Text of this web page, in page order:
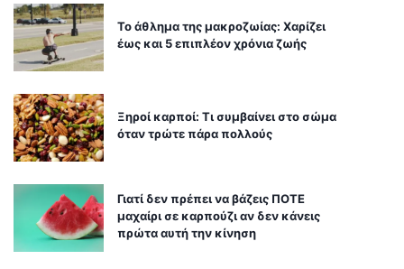
Το άθλημα της μακροζωίας: Χαρίζει
έως και 5 επιπλέον χρόνια ζωής
Ξηροί καρποί: Τι συμβαίνει στο σώμα
όταν τρώτε πάρα πολλούς
Γιατί δεν πρέπει να βάζεις ΠΟΤΕ
μαχαίρι σε καρπούζι αν δεν κάνεις
πρώτα αυτή την κίνηση